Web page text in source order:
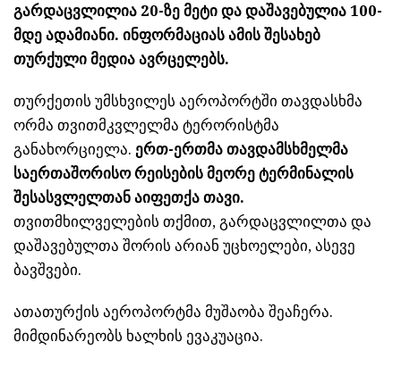
გარდაცვლილია 20-ზე მეტი და დაშავებულია 100-
მდე ადამიანი. ინფორმაციას ამის შესახებ
თურქული მედია ავრცელებს.
თურქეთის უმსხვილეს აეროპორტში თავდასხმა
ორმა თვითმკვლელმა ტერორისტმა
განახორციელა. ერთ-ერთმა თავდამსხმელმა
საერთაშორისო რეისების მეორე ტერმინალის
შესასვლელთან აიფეთქა თავი.
თვითმხილველების თქმით, გარდაცვლილთა და
დაშავებულთა შორის არიან უცხოელები, ასევე
ბავშვები.
ათათურქის აეროპორტმა მუშაობა შეაჩერა.
მიმდინარეობს ხალხის ევაკუაცია.